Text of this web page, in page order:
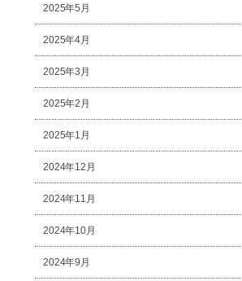
2025年5月
2025年4月
2025年3月
2025年2月
2025年1月
2024年12月
2024年11月
2024年10月
2024年9月